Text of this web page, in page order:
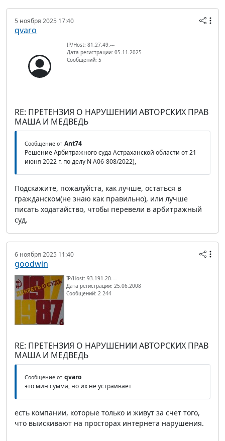
5 ноября 2025 17:40
qvaro
IP/Host: 81.27.49.---
Дата регистрации: 05.11.2025
Сообщений: 5
RE: ПРЕТЕНЗИЯ О НАРУШЕНИИ АВТОРСКИХ ПРАВ
МАША И МЕДВЕДЬ
Сообщение от Ant74
Решение Арбитражного суда Астраханской области от 21
июня 2022 г. по делу N А06-808/2022),
Подскажите, пожалуйста, как лучше, остаться в
гражданском(не знаю как правильно), или лучше
писать ходатайство, чтобы перевели в арбитражный
суд.
6 ноября 2025 11:40
goodwin
IP/Host: 93.191.20.---
Дата регистрации: 25.06.2008
Сообщений: 2 244
RE: ПРЕТЕНЗИЯ О НАРУШЕНИИ АВТОРСКИХ ПРАВ
МАША И МЕДВЕДЬ
Сообщение от qvaro
это мин сумма, но их не устраивает
есть компании, которые только и живут за счет того,
что выискивают на просторах интернета нарушения.